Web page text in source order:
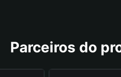
Parceiros do